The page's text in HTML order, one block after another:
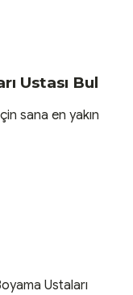
Ustası Bul
sana en yakın
Ustaları